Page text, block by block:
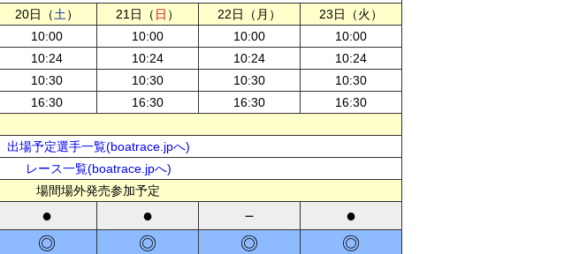
20日（土） 21日（ 日 ） 22日（月）
23日（火）
10:00 10:00 10:00
10:00
10:24 10:24 10:24
10:24
10:30 10:30 10:30
10:30
16:30 16:30 16:30
16:30
出場予定選手一覧(boatrace.jpへ)
レース一覧(boatrace.jpへ)
場間場外発売参加予定
● ● － ●
◎ ◎ ◎ ◎